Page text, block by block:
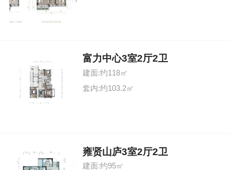
富力中心3室2厅2卫
建面:约118㎡
套内:约103.2㎡
雍贤山庐3室2厅2卫
建面:约95㎡